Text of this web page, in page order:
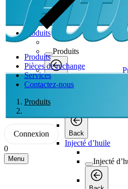
Produits
Pièces de rechange
Services
Contactez-nous
Produits
Connexion
0
Menu
Produits
Produits
Back
Compresseurs à vis
Back
Injecté d’huile
Injecté